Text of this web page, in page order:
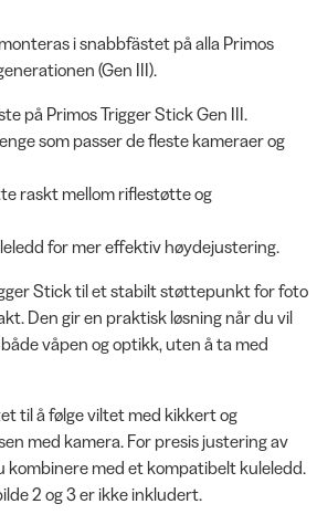
i snabbfästet på alla Primos
(Gen III).
på Primos Trigger Stick Gen III.
som passer de fleste kameraer og
raskt mellom riflestøtte og
for mer effektiv høydejustering.
Stick til et stabilt støttepunkt for foto
Den gir en praktisk løsning når du vil
våpen og optikk, uten å ta med
til å følge viltet med kikkert og
med kamera. For presis justering av
kombinere med et kompatibelt kuleledd.
2 og 3 er ikke inkludert.